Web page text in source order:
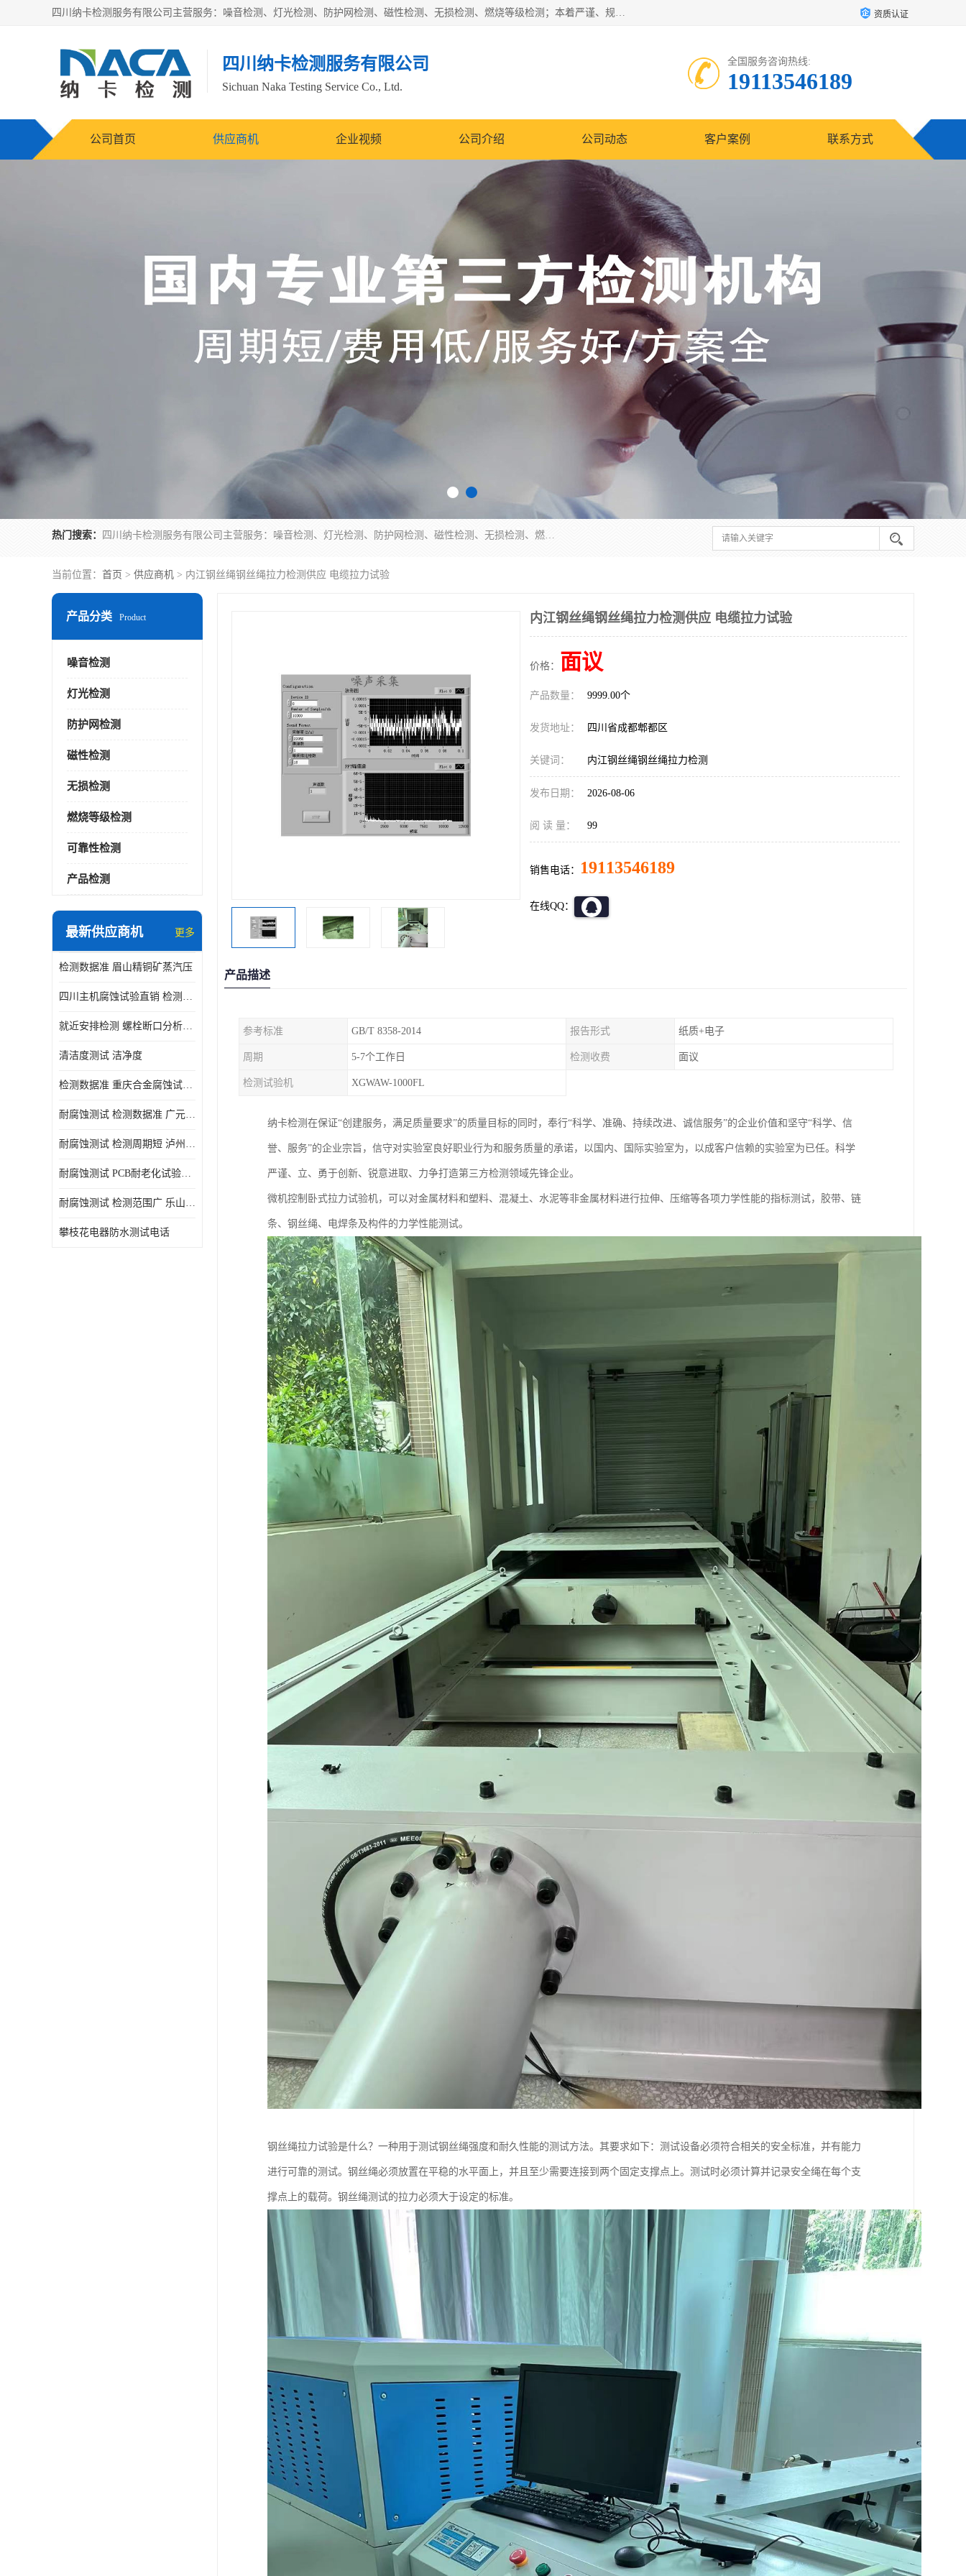
四川纳卡检测服务有限公司主营服务：噪音检测、灯光检测、防护网检测、磁性检测、无损检测、燃烧等级检测；本着严谨、规范的态度严格执行国家现行标准、规范及规程，奉行“科学公正、准确、持续改进、诚信服务”的企业价值和“科学、信誉、服务”的企业宗旨，竭诚为广大客户服务。 资质认证
四川纳卡检测服务有限公司
Sichuan Naka Testing Service Co., Ltd.
全国服务咨询热线:
19113546189
公司首页 供应商机 企业视频 公司介绍 公司动态 客户案例 联系方式
热门搜索： 四川纳卡检测服务有限公司主营服务：噪音检测、灯光检测、防护网检测、磁性检测、无损检测、燃烧等级检测；本着严谨、规范的态度严格执行国家现行标准、规范及规程，奉行“科学公正、准确、持续改进、诚信服务”的企业价值和“科学、信誉、服务”的企业宗旨，竭诚为广大客户服务。
当前位置： 首页 > 供应商机 > 内江钢丝绳钢丝绳拉力检测供应 电缆拉力试验
产品分类 Product
噪音检测
灯光检测
防护网检测
磁性检测
无损检测
燃烧等级检测
可靠性检测
产品检测
最新供应商机 更多
检测数据准 眉山精铜矿蒸汽压
四川主机腐蚀试验直销 检测数据准
就近安排检测 螺栓断口分析公司 断裂失效分析
清洁度测试 洁净度
检测数据准 重庆合金腐蚀试验厂商
耐腐蚀测试 检测数据准 广元家电腐蚀试验
耐腐蚀测试 检测周期短 泸州仪器仪表盐雾试验
耐腐蚀测试 PCB耐老化试验供应 就近安排检测
耐腐蚀测试 检测范围广 乐山腐蚀试验供应
攀枝花电器防水测试电话
内江钢丝绳钢丝绳拉力检测供应 电缆拉力试验
价格： 面议
产品数量： 9999.00个
发货地址： 四川省成都郫都区
关键词： 内江钢丝绳钢丝绳拉力检测
发布日期： 2026-08-06
阅 读 量： 99
销售电话： 19113546189
在线QQ：
产品描述
参考标准 GB/T 8358-2014 报告形式 纸质+电子
周期 5-7个工作日 检测收费 面议
检测试验机 XGWAW-1000FL
纳卡检测在保证“创建服务，满足质量要求”的质量目标的同时，奉行“科学、准确、持续改进、诚信服务”的企业价值和坚守“科学、信
誉、服务”的企业宗旨，信守对实验室良好职业行为和服务质量的承诺，以国内、国际实验室为，以成客户信赖的实验室为已任。科学
严谨、立、勇于创新、锐意进取、力争打造第三方检测领域先锋企业。
微机控制卧式拉力试验机，可以对金属材料和塑料、混凝土、水泥等非金属材料进行拉伸、压缩等各项力学性能的指标测试，胶带、链
条、钢丝绳、电焊条及构件的力学性能测试。
钢丝绳拉力试验是什么？一种用于测试钢丝绳强度和耐久性能的测试方法。其要求如下：测试设备必须符合相关的安全标准，并有能力
进行可靠的测试。钢丝绳必须放置在平稳的水平面上，并且至少需要连接到两个固定支撑点上。测试时必须计算并记录安全绳在每个支
撑点上的载荷。钢丝绳测试的拉力必须大于设定的标准。